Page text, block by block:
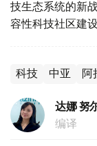
技生态系统的新
容性科技社区建
科技 中亚 阿
达娜 努
编译